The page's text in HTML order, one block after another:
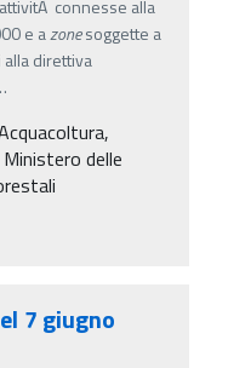
connesse alla
e azonesoggette a
direttiva
delle
7 giugno